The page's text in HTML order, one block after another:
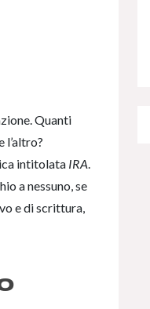
Quanti
intitolata IRA
a nessuno, se
e di scrittura,